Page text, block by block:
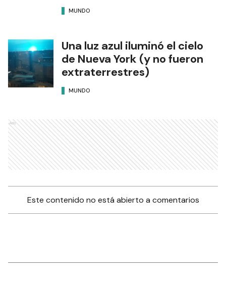
MUNDO
Una luz azul iluminó el cielo
de Nueva York (y no fueron
extraterrestres)
MUNDO
Ads
Este contenido no está abierto a comentarios